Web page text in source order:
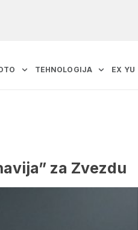
TEHNOLOGIJA EX YU
za Zvezdu